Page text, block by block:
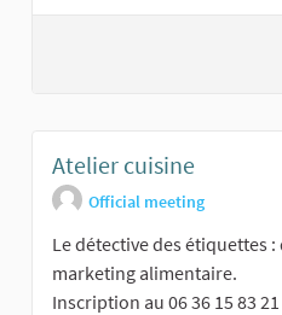
Atelier cuisine
Official meeting
Le détective des étiquettes
marketing alimentaire.
Inscription au 06 36 15 83